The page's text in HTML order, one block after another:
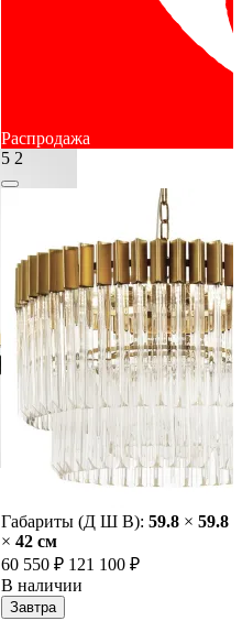
Распродажа
5 2
Габариты (Д Ш В): 59.8 × 59.8
× 42 cм
60 550 ₽ 121 100 ₽
В наличии
Завтра